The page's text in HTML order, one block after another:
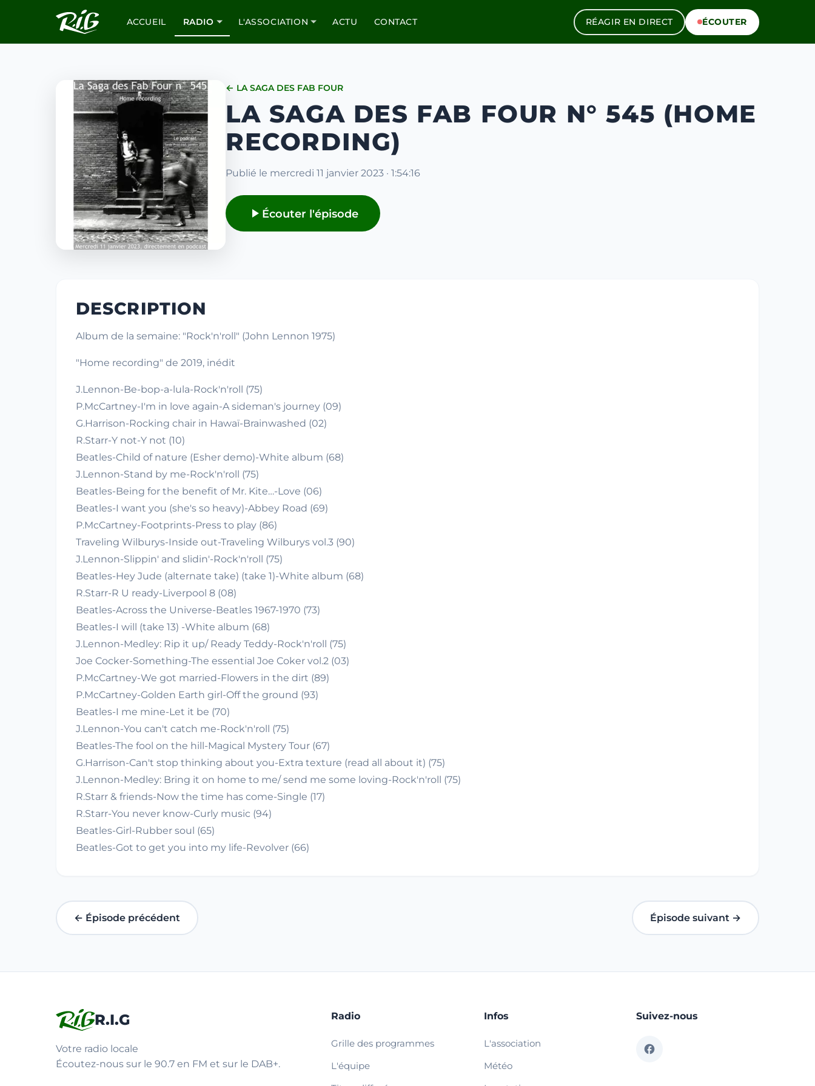
ACCUEIL RADIO L'ASSOCIATION ACTU CONTACT RÉAGIR EN DIRECT ÉCOUTER
← LA SAGA DES FAB FOUR
LA SAGA DES FAB FOUR N° 545 (HOME
RECORDING)
Publié le mercredi 11 janvier 2023 · 1:54:16
Écouter l'épisode
DESCRIPTION
Album de la semaine: "Rock'n'roll" (John Lennon 1975)
"Home recording" de 2019, inédit
J.Lennon-Be-bop-a-lula-Rock'n'roll (75)
P.McCartney-I'm in love again-A sideman's journey (09)
G.Harrison-Rocking chair in Hawaï-Brainwashed (02)
R.Starr-Y not-Y not (10)
Beatles-Child of nature (Esher demo)-White album (68)
J.Lennon-Stand by me-Rock'n'roll (75)
Beatles-Being for the benefit of Mr. Kite…-Love (06)
Beatles-I want you (she's so heavy)-Abbey Road (69)
P.McCartney-Footprints-Press to play (86)
Traveling Wilburys-Inside out-Traveling Wilburys vol.3 (90)
J.Lennon-Slippin' and slidin'-Rock'n'roll (75)
Beatles-Hey Jude (alternate take) (take 1)-White album (68)
R.Starr-R U ready-Liverpool 8 (08)
Beatles-Across the Universe-Beatles 1967-1970 (73)
Beatles-I will (take 13) -White album (68)
J.Lennon-Medley: Rip it up/ Ready Teddy-Rock'n'roll (75)
Joe Cocker-Something-The essential Joe Coker vol.2 (03)
P.McCartney-We got married-Flowers in the dirt (89)
P.McCartney-Golden Earth girl-Off the ground (93)
Beatles-I me mine-Let it be (70)
J.Lennon-You can't catch me-Rock'n'roll (75)
Beatles-The fool on the hill-Magical Mystery Tour (67)
G.Harrison-Can't stop thinking about you-Extra texture (read all about it) (75)
J.Lennon-Medley: Bring it on home to me/ send me some loving-Rock'n'roll (75)
R.Starr & friends-Now the time has come-Single (17)
R.Starr-You never know-Curly music (94)
Beatles-Girl-Rubber soul (65)
Beatles-Got to get you into my life-Revolver (66)
← Épisode précédent Épisode suivant →
R.I.G
Votre radio locale
Écoutez-nous sur le 90.7 en FM et sur le DAB+.
Radio
Grille des programmes
L'équipe
Infos
L'association
Météo
Suivez-nous